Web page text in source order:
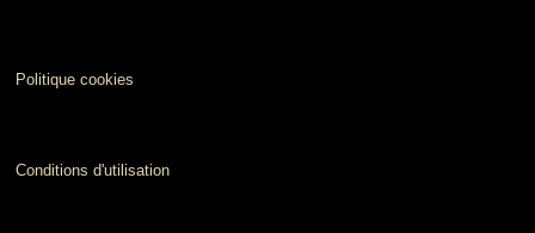
Politique cookies
Conditions d'utilisation